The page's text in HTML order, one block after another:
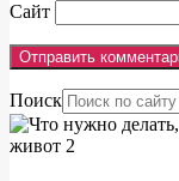
Сайт
Поиск